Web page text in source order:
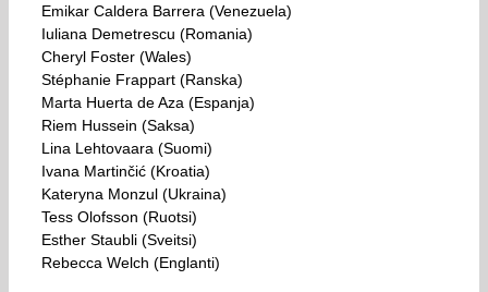
Emikar Caldera Barrera (Venezuela)
Iuliana Demetrescu (Romania)
Cheryl Foster (Wales)
Stéphanie Frappart (Ranska)
Marta Huerta de Aza (Espanja)
Riem Hussein (Saksa)
Lina Lehtovaara (Suomi)
Ivana Martinčić (Kroatia)
Kateryna Monzul (Ukraina)
Tess Olofsson (Ruotsi)
Esther Staubli (Sveitsi)
Rebecca Welch (Englanti)